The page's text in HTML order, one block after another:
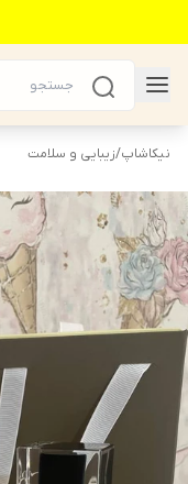
نیکاشاپ/زیبایی و سلامت